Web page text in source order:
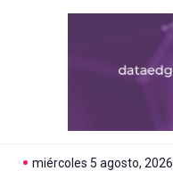
miércoles 5 agosto, 2026